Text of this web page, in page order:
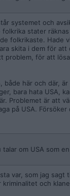
systemet och
stater
folkrikaste. Hade
skita i dem för att
problem, för att
här och där,
bara hata USA,
Problemet är att
på USA.
om USA som
var, som jag
och